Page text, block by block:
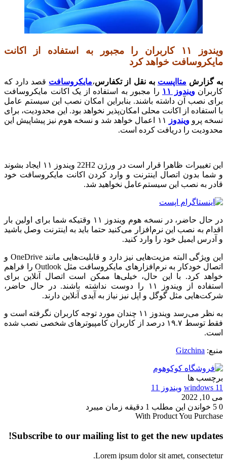
ویندوز ۱۱ کاربران را مجبور به استفاده از اکانت
مایکروسافت خواهد کرد
به گزارش متااپست به نقل از تکفارس،مایکروسافت قصد دارد که
کاربرانویندوز ۱۱
را مجبور به استفاده از یک اکانت مایکروسافت
برای نصب آن داشته باشند. بنابراین امکان نصب این سیستم عامل
با استفاده از اکانت محلی امکان‌پذیر نخواهد بود. این محدودیت، برای
نسخه پروویندوز
۱۱ اعمال خواهد شد و نسخه هوم نیز پیشاپیش این
محدودیت را دریافت کرده است.
این تغییرات ظاهرا قرار است در ورژن 22H2 ویندوز ۱۱ ایجاد بشوند
و شما بدون اتصال اینترنت و وارد کردن اکانت مایکروسافت خود
قادر به نصب این سیستم‌عامل نخواهید شد.
در حال حاضر، در نسخه هوم ویندوز ۱۱ وقتیکه شما برای اولین بار
اقدام به نصب این نرم‌افزار می‌کنید حتما باید به اینترنت وصل باشید
و آدرس ایمیل خود را وارد کنید. ‌
این ویژگی البته مزیت‌هایی نیز دارد و قابلیت‌هایی مانند OneDrive و
اتصال خودکار به نرم‌افزارهای مایکروسافت مثل Outlook را فراهم
خواهد کرد. با این حال، خیلی‌ها ممکن است اتصال آنلاین برای
استفاده از ویندوز ۱۱ را دوست نداشته باشند. در حال حاضر،
شرکت‌هایی مثل گوگل و اپل نیز نیاز به آیدی آنلاین دارند.
به نظر می‌رسد ویندوز ۱۱ چندان مورد توجه کاربران نگرفته است و
فقط توسط ۱۹.۷ درصد از کاربران کامپیوترهای شخصی نصب شده
است.
منبع: Gizchina
برچسب ها
windows 11 ویندوز 11
می 10, 2022
0
خواندن این مطلب 1 دقیقه زمان میبرد
With Product You Purchase
Subscribe to our mailing list to get the new updates!
Lorem ipsum dolor sit amet, consectetur.